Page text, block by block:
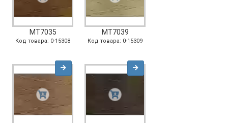
MT7035
Код товара: 0-15308
MT7039
Код товара: 0-15309